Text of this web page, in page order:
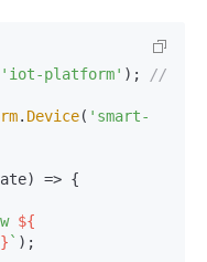
'iot-platform' );
//
. Device( 'smart-
) => {
${
} ` );